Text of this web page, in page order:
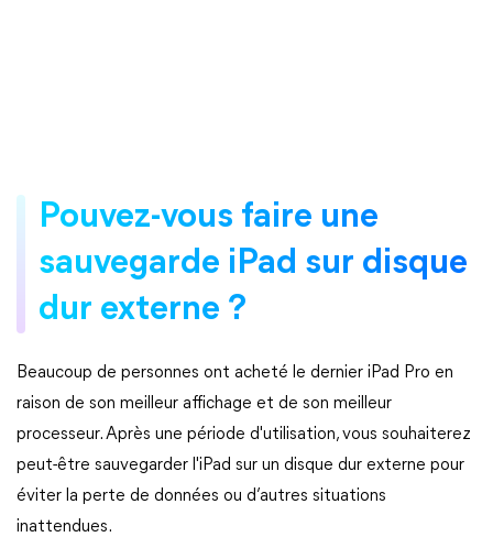
Pouvez-vous faire une
sauvegarde iPad sur disque
dur externe ?
Beaucoup de personnes ont acheté le dernier iPad Pro en
raison de son meilleur affichage et de son meilleur
processeur. Après une période d'utilisation, vous souhaiterez
peut-être sauvegarder l'iPad sur un disque dur externe pour
éviter la perte de données ou d’autres situations
inattendues.